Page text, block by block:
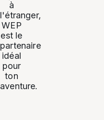
à
l'étranger,
WEP
est le
partenaire
idéal
pour
ton
aventure.